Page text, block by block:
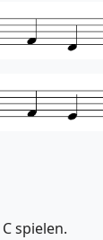
spielen.